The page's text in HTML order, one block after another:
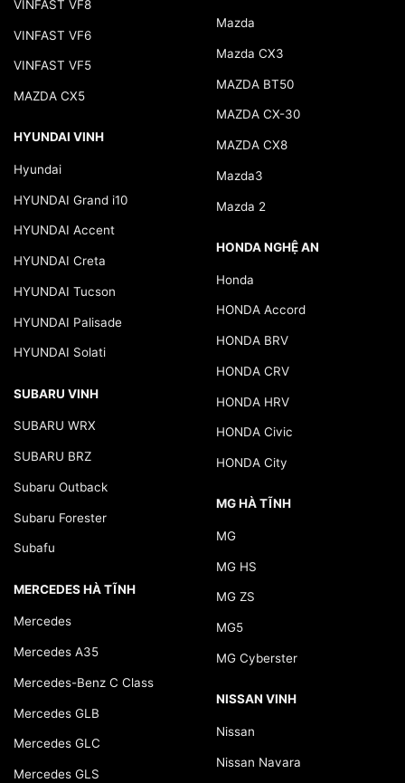
VINFAST VF8
VINFAST VF6
VINFAST VF5
MAZDA CX5
HYUNDAI VINH
Hyundai
HYUNDAI Grand i10
HYUNDAI Accent
HYUNDAI Creta
HYUNDAI Tucson
HYUNDAI Palisade
HYUNDAI Solati
SUBARU VINH
SUBARU WRX
SUBARU BRZ
Subaru Outback
Subaru Forester
Subafu
MERCEDES HÀ TĨNH
Mercedes
Mercedes A35
Mercedes-Benz C Class
Mercedes GLB
Mercedes GLC
Mercedes GLS
Mazda
Mazda CX3
MAZDA BT50
MAZDA CX-30
MAZDA CX8
Mazda3
Mazda 2
HONDA NGHỆ AN
Honda
HONDA Accord
HONDA BRV
HONDA CRV
HONDA HRV
HONDA Civic
HONDA City
MG HÀ TĨNH
MG
MG HS
MG ZS
MG5
MG Cyberster
NISSAN VINH
Nissan
Nissan Navara